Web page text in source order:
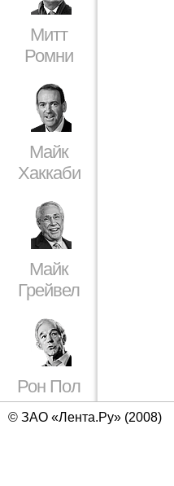
Митт
Ромни
Майк
Хаккаби
Майк
Грейвел
Рон Пол
© ЗАО «Лента.Ру» (2008)